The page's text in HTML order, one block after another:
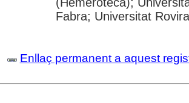
Fabra; Universitat
Enllaç permanent a aquest